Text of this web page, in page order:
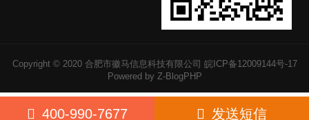
Copyright © 2020 合肥市徽马信息科技有限公司 皖ICP备12009144号-17
Powered by Z-BlogPHP
400-990-7677 发送短信